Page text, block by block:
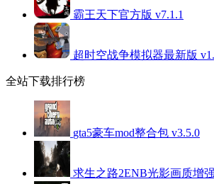
霸王天下官方版 v7.1.1
超时空战争模拟器最新版
全站下载排行榜
gta5豪车mod整合包 v3.5.0
求生之路2ENB光影画质增